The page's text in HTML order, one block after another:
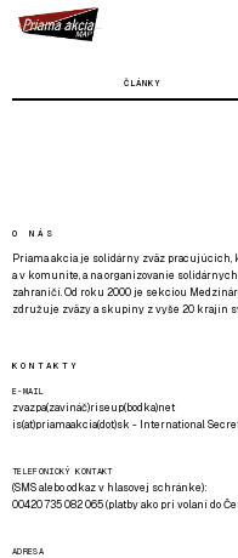
ČLÁNKY
O NÁS
Priama akcia je solidárny zväz
a v komunite, a na organizovanie
zahraničí. Od roku 2000 je sekciou
združuje zväzy a skupiny z vyše 20 krajín
KONTAKTY
E-MAIL
zvazpa(zavináč)riseup(bodka)net
is(at)priamaakcia(dot)sk - International
TELEFONICKÝ KONTAKT
(SMS alebo odkaz v hlasovej schránke):
00420 735 082 065 (platby ako pri volaní do
ADRESA